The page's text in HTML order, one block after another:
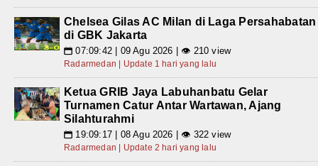
Chelsea Gilas AC Milan di Laga Persahabatan
di GBK Jakarta
📅 07:09:42 | 09 Agu 2026 | 👁 210 view
Radarmedan | Update 1 hari yang lalu
Ketua GRIB Jaya Labuhanbatu Gelar
Turnamen Catur Antar Wartawan, Ajang
Silahturahmi
📅 19:09:17 | 08 Agu 2026 | 👁 322 view
Radarmedan | Update 2 hari yang lalu